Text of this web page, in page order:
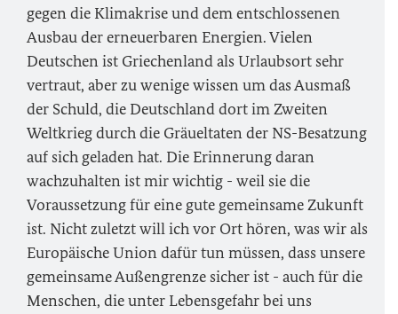
gegen die Klimakrise und dem entschlossenen
Ausbau der erneuerbaren Energien. Vielen
Deutschen ist Griechenland als Urlaubsort sehr
vertraut, aber zu wenige wissen um das Ausmaß
der Schuld, die Deutschland dort im Zweiten
Weltkrieg durch die Gräueltaten der NS-Besatzung
auf sich geladen hat. Die Erinnerung daran
wachzuhalten ist mir wichtig - weil sie die
Voraussetzung für eine gute gemeinsame Zukunft
ist. Nicht zuletzt will ich vor Ort hören, was wir als
Europäische Union dafür tun müssen, dass unsere
gemeinsame Außengrenze sicher ist - auch für die
Menschen, die unter Lebensgefahr bei uns